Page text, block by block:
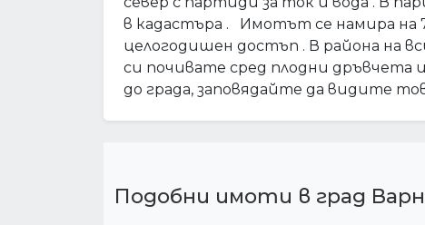
в кадастъра . Имотът се намира на
целогодишен достъп . В района на
си почивате сред плодни дръвчета
до града, заповядайте да видите
Подобни имоти в град